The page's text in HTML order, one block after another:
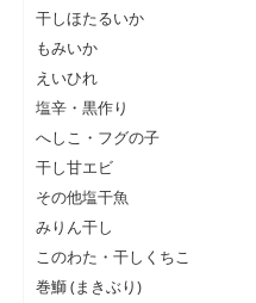
干しほたるいか
もみいか
えいひれ
塩辛・黒作り
へしこ・フグの子
干し甘エビ
その他塩干魚
みりん干し
このわた・干しくちこ
巻鰤 (まきぶり)